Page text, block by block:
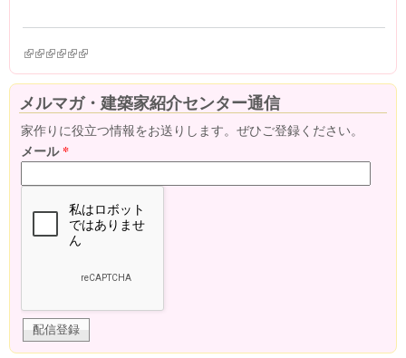
(link is external)
(link is external)
(link is external)
(link is external)
(link is external)
(link is external)
メルマガ・建築家紹介センター通信
家作りに役立つ情報をお送りします。ぜひご登録ください。
メール*